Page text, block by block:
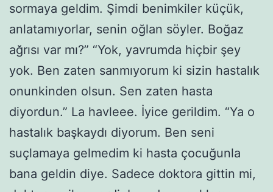
sormaya geldim. Şimdi benimkiler küçük,
anlatamıyorlar, senin oğlan söyler. Boğaz
ağrısı var mı?” “Yok, yavrumda hiçbir şey
yok. Ben zaten sanmıyorum ki sizin hastalık
onunkinden olsun. Sen zaten hasta
diyordun.” La havleee. İyice gerildim. “Ya o
hastalık başkaydı diyorum. Ben seni
suçlamaya gelmedim ki hasta çocuğunla
bana geldin diye. Sadece doktora gittin mi,